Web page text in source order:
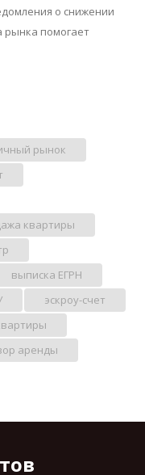
о снижении
рынка помогает
рынок
квартиры
выписка ЕГРН
эскроу-счет
аренды